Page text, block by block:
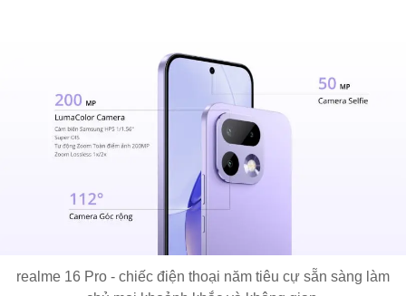
realme 16 Pro - chiếc điện thoại năm tiêu cự sẵn sàng làm